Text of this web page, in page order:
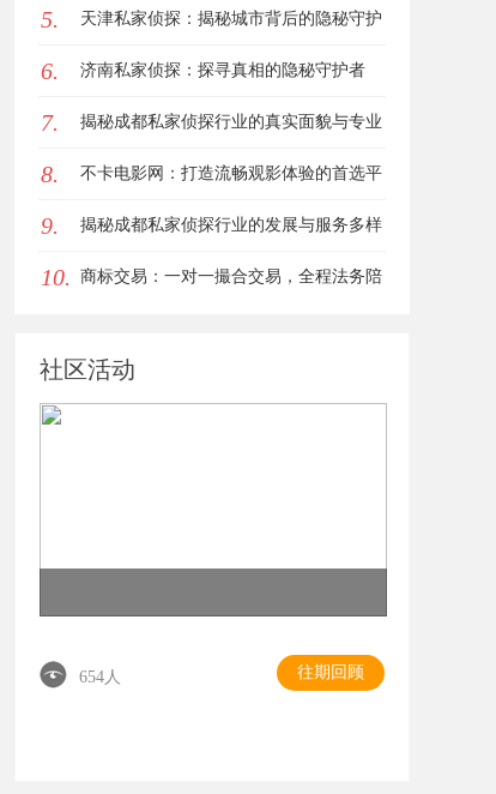
资源站
5. 天津私家侦探：揭秘城市背后的隐秘守护
者
6. 济南私家侦探：探寻真相的隐秘守护者
7. 揭秘成都私家侦探行业的真实面貌与专业
服务
8. 不卡电影网：打造流畅观影体验的首选平
台
9. 揭秘成都私家侦探行业的发展与服务多样
性解析
10. 商标交易：一对一撮合交易，全程法务陪
社区活动
654人 往期回顾